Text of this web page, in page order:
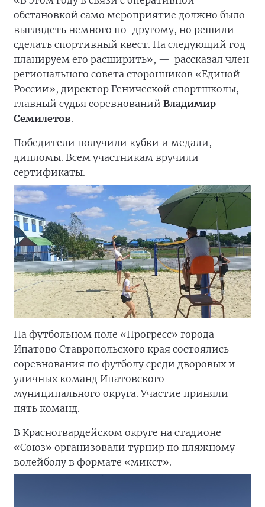
обстановкой само мероприятие должно было
выглядеть немного по-другому, но решили
сделать спортивный квест. На следующий год
планируем его расширить», — рассказал член
регионального совета сторонников «Единой
России», директор Генической спортшколы,
главный судья соревнований Владимир
Семилетов.
Победители получили кубки и медали,
дипломы. Всем участникам вручили
сертификаты.
На футбольном поле «Прогресс» города
Ипатово Ставропольского края состоялись
соревнования по футболу среди дворовых и
уличных команд Ипатовского
муниципального округа. Участие приняли
пять команд.
В Красногвардейском округе на стадионе
«Союз» организовали турнир по пляжному
волейболу в формате «микст».